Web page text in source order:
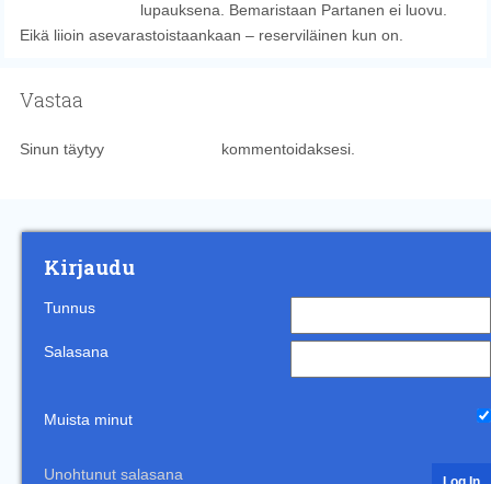
lupauksena. Bemaristaan Partanen ei luovu.
Eikä liioin asevarastoistaankaan – reserviläinen kun on.
Vastaa
Sinun täytyy kommentoidaksesi.
Kirjaudu
Tunnus
Salasana
Muista minut
Unohtunut salasana